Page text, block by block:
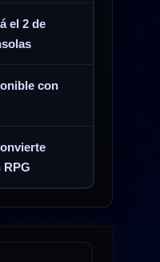
el 2 de
con
RPG